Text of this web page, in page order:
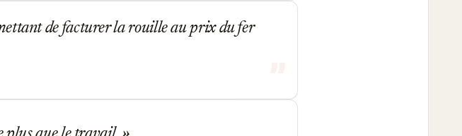
de facturer la rouille au prix du fer